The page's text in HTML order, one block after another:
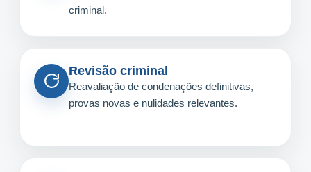
criminal.
Revisão criminal
Reavaliação de condenações definitivas,
provas novas e nulidades relevantes.